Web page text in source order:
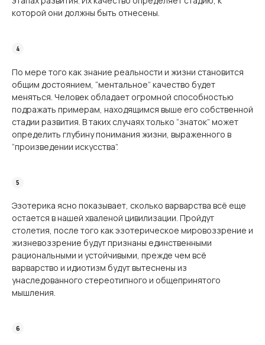
которой они должны быть отнесены.
По мере того как знание реальности и жизни становится
общим достоянием, “ментальное” качество будет
меняться. Человек обладает огромной способностью
подражать примерам, находящимся выше его собственной
стадии развития. В таких случаях только “знаток” может
определить глубину понимания жизни, выраженного в
“произведении искусства”.
Эзотерика ясно показывает, сколько варварства всё еще
остается в нашей хваленой цивилизации. Пройдут
столетия, после того как эзотерическое мировоззрение и
жизневоззрение будут признаны единственными
рациональными и устойчивыми, прежде чем всё
варварство и идиотизм будут вытеснены из
унаследованного стереотипного и общепринятого
мышления.